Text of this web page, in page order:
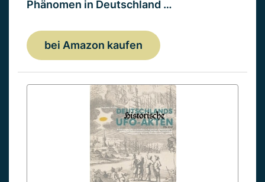
Phänomen in Deutschland …
bei Amazon kaufen